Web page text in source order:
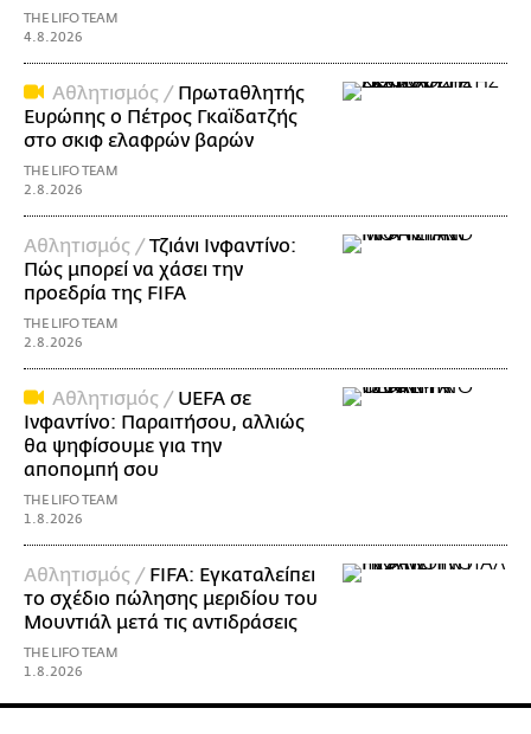
THE LIFO TEAM
4.8.2026
Αθλητισμός / Πρωταθλητής
Ευρώπης ο Πέτρος Γκαϊδατζής
στο σκιφ ελαφρών βαρών
THE LIFO TEAM
2.8.2026
Αθλητισμός /Τζιάνι Ινφαντίνο:
Πώς μπορεί να χάσει την
προεδρία της FIFA
THE LIFO TEAM
2.8.2026
Αθλητισμός / UEFA σε
Ινφαντίνο: Παραιτήσου, αλλιώς
θα ψηφίσουμε για την
αποπομπή σου
THE LIFO TEAM
1.8.2026
Αθλητισμός / FIFA: Εγκαταλείπει
το σχέδιο πώλησης μεριδίου του
Μουντιάλ μετά τις αντιδράσεις
THE LIFO TEAM
1.8.2026